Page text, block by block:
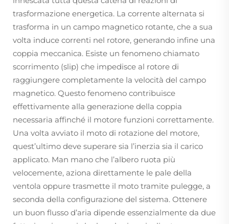
trasformazione energetica. La corrente alternata si
trasforma in un campo magnetico rotante, che a sua
volta induce correnti nel rotore, generando infine una
coppia meccanica. Esiste un fenomeno chiamato
scorrimento (slip) che impedisce al rotore di
raggiungere completamente la velocità del campo
magnetico. Questo fenomeno contribuisce
effettivamente alla generazione della coppia
necessaria affinché il motore funzioni correttamente.
Una volta avviato il moto di rotazione del motore,
quest’ultimo deve superare sia l’inerzia sia il carico
applicato. Man mano che l’albero ruota più
velocemente, aziona direttamente le pale della
ventola oppure trasmette il moto tramite pulegge, a
seconda della configurazione del sistema. Ottenere
un buon flusso d’aria dipende essenzialmente da due